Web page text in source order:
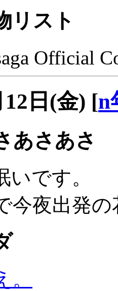
リスト
Official
12日(金) [n
あさあさ
です。
今夜出発